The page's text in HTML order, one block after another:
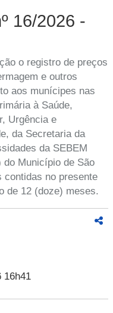
16/2026 -
o registro de preços
e outros
aos munícipes nas
à Saúde,
Urgência e
da Secretaria da
da SEBEM
do Município de São
contidas no presente
de 12 (doze) meses.
16h41